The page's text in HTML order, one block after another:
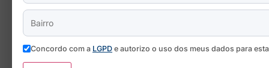
Concordo com a LGPD e autorizo o uso dos meus dados para